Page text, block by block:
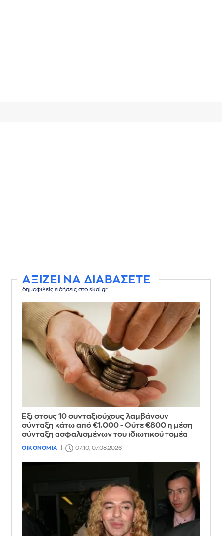
ΑΞΙΖΕΙ ΝΑ ΔΙΑΒΑΣΕΤΕ
δημοφιλείς ειδήσεις στο skai.gr
Έξι στους 10 συνταξιούχους λαμβάνουν
σύνταξη κάτω από €1.000 - Ούτε €800 η μέση
σύνταξη ασφαλισμένων του ιδιωτικού τομέα
ΟΙΚΟΝΟΜΙΑ 07:10, 07.08.2026